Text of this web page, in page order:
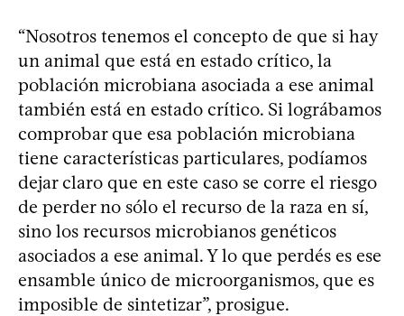
“Nosotros tenemos el concepto de que si hay
un animal que está en estado crítico, la
población microbiana asociada a ese animal
también está en estado crítico. Si lográbamos
comprobar que esa población microbiana
tiene características particulares, podíamos
dejar claro que en este caso se corre el riesgo
de perder no sólo el recurso de la raza en sí,
sino los recursos microbianos genéticos
asociados a ese animal. Y lo que perdés es ese
ensamble único de microorganismos, que es
imposible de sintetizar”, prosigue.